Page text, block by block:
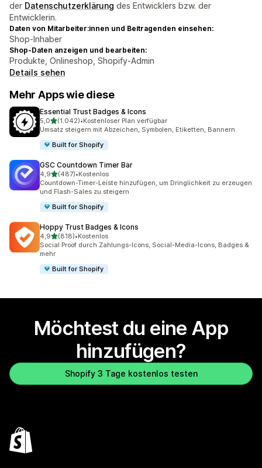
der Datenschutzerklärung des Entwicklers bzw. der
Entwicklerin.
Daten von Mitarbeiter:innen und Beitragenden einsehen:
Shop-Inhaber
Shop-Daten anzeigen und bearbeiten:
Produkte, Onlineshop, Shopify-Admin
Details sehen
Mehr Apps wie diese
Essential Trust Badges & Icons
5,0von 5 Sternen
(1.042)
1042 Rezensionen insgesamt
•Kostenloser Plan verfügbar
Umsatz steigern mit Abzeichen, Symbolen, Etiketten, Bannern.
Built for Shopify
GSC Countdown Timer Bar
4,9von 5 Sternen
(487)
487 Rezensionen insgesamt
•Kostenlos
Countdown-Timer-Leiste hinzufügen, um Dringlichkeit zu erzeugen
und Flash-Sales zu steigern
Built for Shopify
Hoppy Trust Badges & Icons
4,9von 5 Sternen
(818)
818 Rezensionen insgesamt
•Kostenlos
Social Proof durch Zahlungs-Icons, Social-Media-Icons, Badges &
mehr
Built for Shopify
Möchtest du eine App
hinzufügen?
Shopify 3 Tage kostenlos testen